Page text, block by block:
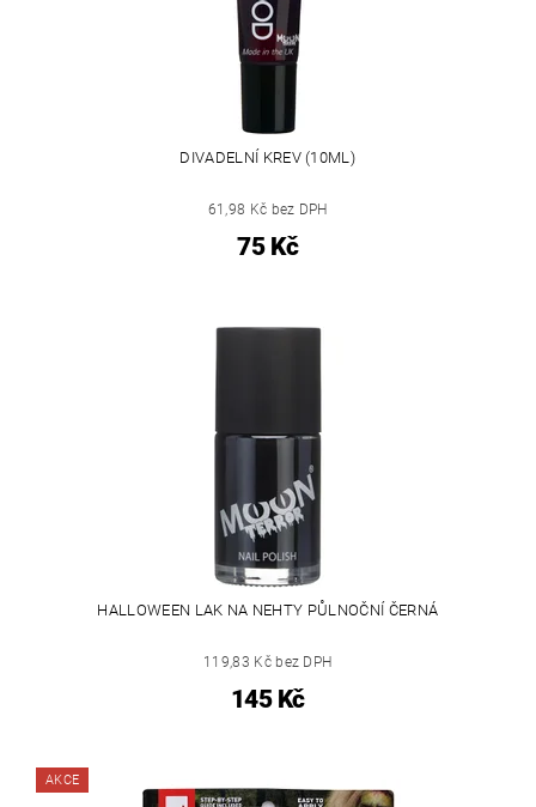
DIVADELNÍ KREV (10ML)
61,98 Kč bez DPH
75 Kč
HALLOWEEN LAK NA NEHTY PŮLNOČNÍ ČERNÁ
119,83 Kč bez DPH
145 Kč
AKCE